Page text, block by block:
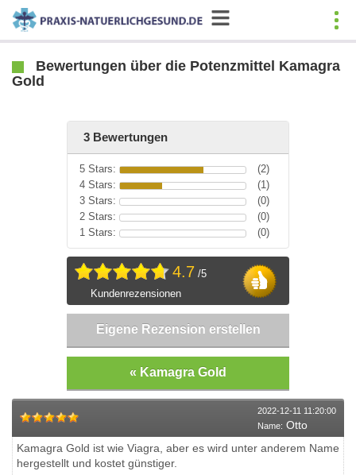
Bewertungen über die Potenzmittel Kamagra
Gold
3 Bewertungen
5 Stars:
(2)
4 Stars:
(1)
3 Stars:
(0)
2 Stars:
(0)
1 Stars:
(0)
4.7 /5
Kundenrezensionen
Eigene Rezension erstellen
« Kamagra Gold
2022-12-11 11:20:00
Name: Otto
Kamagra Gold ist wie Viagra, aber es wird unter anderem Name
hergestellt und kostet günstiger.